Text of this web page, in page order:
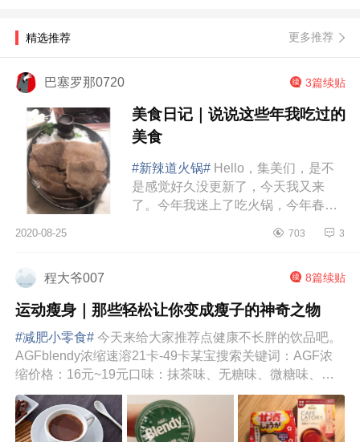
精选推荐 更多推荐
巴塞罗那0720 3篇续贴
美食日记｜说说这些年我吃过的
美食
#新辣道火锅# Hello，集美们，是不
是感觉好久没更新了，今天我又来
了。今年我迷上了吃火锅，今年春节
我带火锅料回去了，来到合肥，自从
2020-08-25 703 3
程大爷007 8篇续贴
运动瘦身｜那些轻松让你变成瘦子的神奇之物
#减肥小零食# 今天来给大家推荐点健康不长胖的饮品吧。
AGFblendy浓缩速溶21卡-49卡某宝搜索关键词：AGF浓
缩价格：16元~19元口味：抹茶味、无糖味、微糖味、焦
糖拿铁味、红茶味、可可味减...